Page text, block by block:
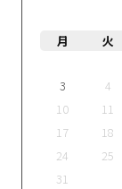
月 火
3
4
10
11
17
18
24
25
31